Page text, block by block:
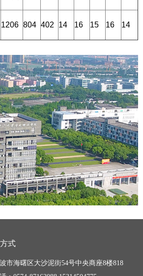
1206 804 402 14 16 15 16 14
式
市海曙区大沙泥街54号中央商座8楼818